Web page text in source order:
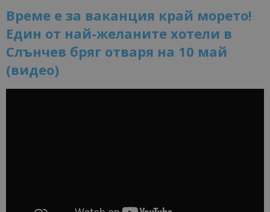
Време е за ваканция край морето!
Един от най-желаните хотели в
Слънчев бряг отваря на 10 май
(видео)